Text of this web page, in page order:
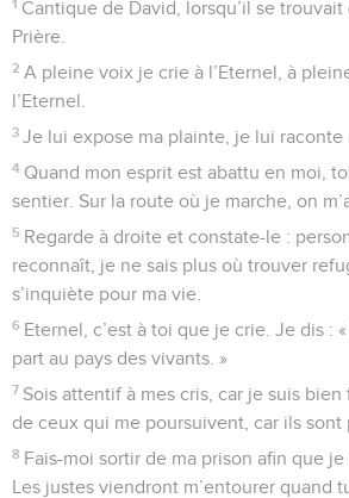
1 Cantique de David, lorsqu’il se trouvait
Prière.
2 A pleine voix je crie à l’Eternel, à
l’Eternel.
3 Je lui expose ma plainte, je lui raconte
4 Quand mon esprit est abattu en moi,
sentier. Sur la route où je marche, on
5 Regarde à droite et constate-le :
reconnaît, je ne sais plus où trouver
s’inquiète pour ma vie.
6 Eternel, c’est à toi que je crie. Je dis :
part au pays des vivants. »
7 Sois attentif à mes cris, car je suis
de ceux qui me poursuivent, car ils sont
8 Fais-moi sortir de ma prison afin que
Les justes viendront m’entourer quand